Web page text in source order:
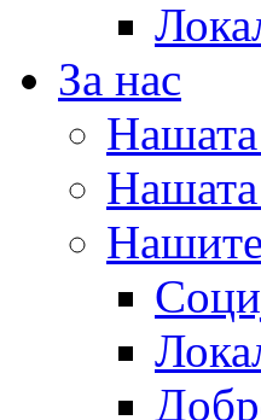
За нас
Нашата
Нашата